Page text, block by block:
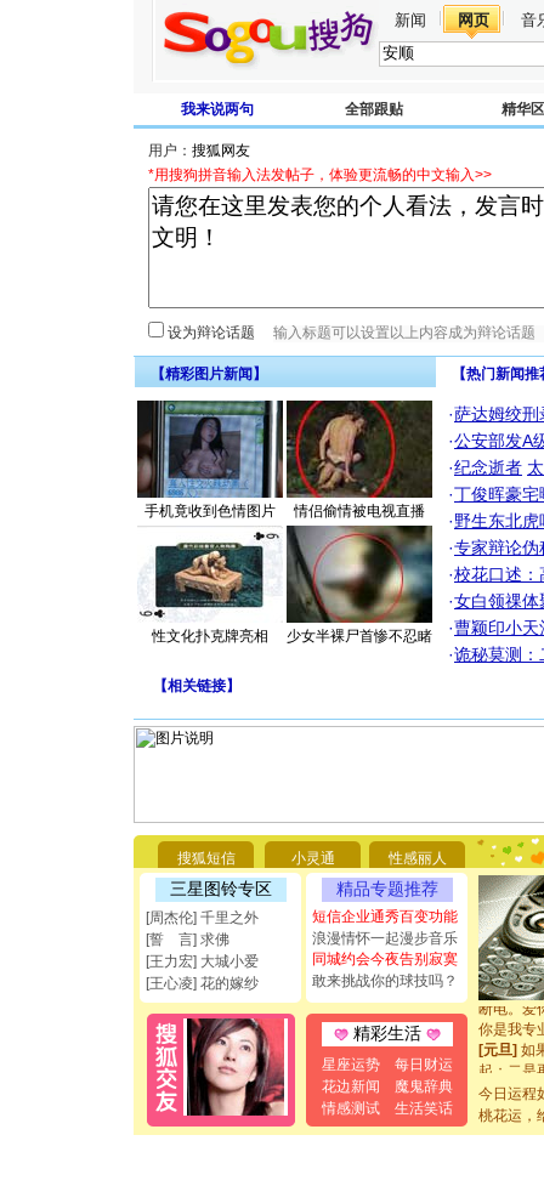
新闻 网页 音
我来说两句 全部跟贴 精华区
用户：
*用搜狗拼音输入法发帖子，体验更流畅的中文输入>>
设为辩论话题
【精彩图片新闻】
手机竟收到色情图片 情侣偷情被电视直播
性文化扑克牌亮相 少女半裸尸首惨不忍睹
【热门新闻
·萨达姆绞刑
·公安部发A
·纪念逝者
·丁俊晖豪
·野生东北
·专家辩论伪
·校花口述：
·女白领祼体
·曹颖印小天
·诡秘莫测：
【相关链接】
搜狐短信 小灵通 性感丽人
三星图铃专区
[周杰伦] 千里之外
[誓 言] 求佛
[王力宏] 大城小爱
[王心凌] 花的嫁纱
精品专题推荐
短信企业通秀百变功能
浪漫情怀一起漫步音乐
同城约会今夜告别寂寞
敢来挑战你的球技吗？
精彩生活
星座运势
每日财运
花边新闻
魔鬼辞典
情感测试
生活笑话
你太多，
要平安
[圣诞节]
能正大光
都要快乐
[圣诞节]
如意,快
[元旦]看
断电。爱
你是我专
[元旦] 如
起；二是
离。水
[元旦]当
泣，这痛
今日运程
桃花运，